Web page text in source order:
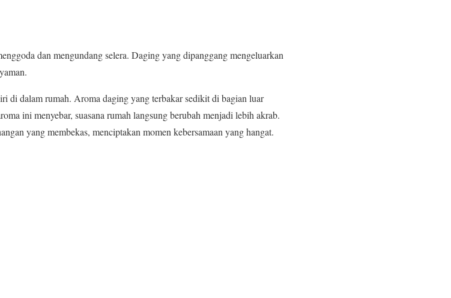
dan mengundang selera. Daging yang dipanggang mengeluarkan
di dalam rumah. Aroma daging yang terbakar sedikit di bagian luar
ini menyebar, suasana rumah langsung berubah menjadi lebih akrab.
yang membekas, menciptakan momen kebersamaan yang hangat.